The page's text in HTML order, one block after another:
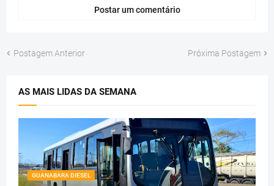
Postar um comentário
Postagem Anterior Próxima Postagem
AS MAIS LIDAS DA SEMANA
GUANABARA DIESEL